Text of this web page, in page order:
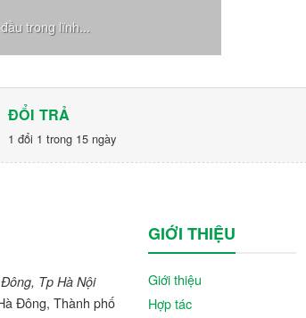
trong lĩnh...
ĐỔI TRẢ
1 đổi 1 trong 15 ngày
Tp Hà Nội
Đông, Thành phố
GIỚI THIỆU
Giới thiệu
Hợp tác